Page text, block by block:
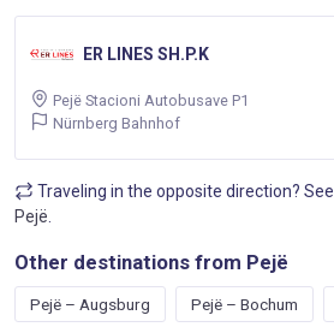
ER LINES SH.P.K
Pejë Stacioni Autobusave P1
Nürnberg Bahnhof
Traveling in the opposite direction? See
Pejë
Other destinations from Pejë
Pejë – Augsburg Pejë – Bochum